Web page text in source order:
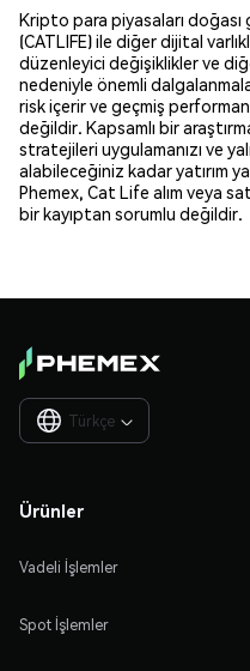
Kripto para piyasaları
(CATLIFE) ile diğer dijital
düzenleyici değişiklikler ve
nedeniyle önemli
risk içerir ve geçmiş
değildir. Kapsamlı bir
stratejileri uygulamanızı ve
alabileceğiniz kadar yatırım
Phemex, Cat Life alım veya
bir kayıptan sorumlu değildir.
Türkçe 
Ürünler
Vadeli İşlemler
Spot İşlemler